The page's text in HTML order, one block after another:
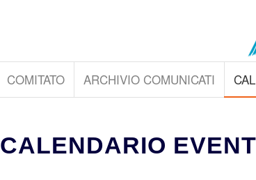
COMITATO ARCHIVIO COMUNICATI
CALENDARIO